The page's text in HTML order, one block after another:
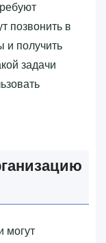
позвонить в
и получить
задачи
могут